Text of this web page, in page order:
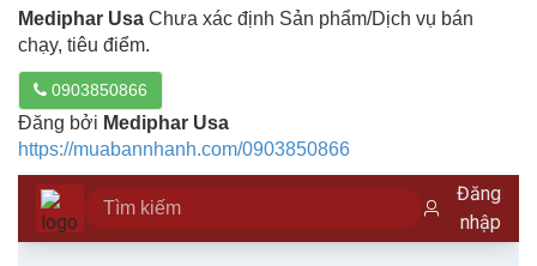
Mediphar Usa Chưa xác định Sản phẩm/Dịch vụ bán
chạy, tiêu điểm.
0903850866
Đăng bởi Mediphar Usa
https://muabannhanh.com/0903850866